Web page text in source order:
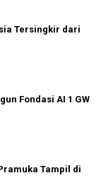
Tersingkir dari
Fondasi AI 1 GW
Tampil di